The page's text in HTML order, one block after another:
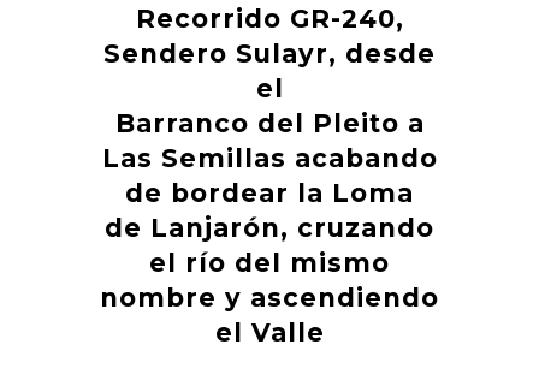
Recorrido GR-240,
Sendero Sulayr, desde
el
Barranco del Pleito a
Las Semillas acabando
de bordear la Loma
de Lanjarón, cruzando
el río del mismo
nombre y ascendiendo
el Valle